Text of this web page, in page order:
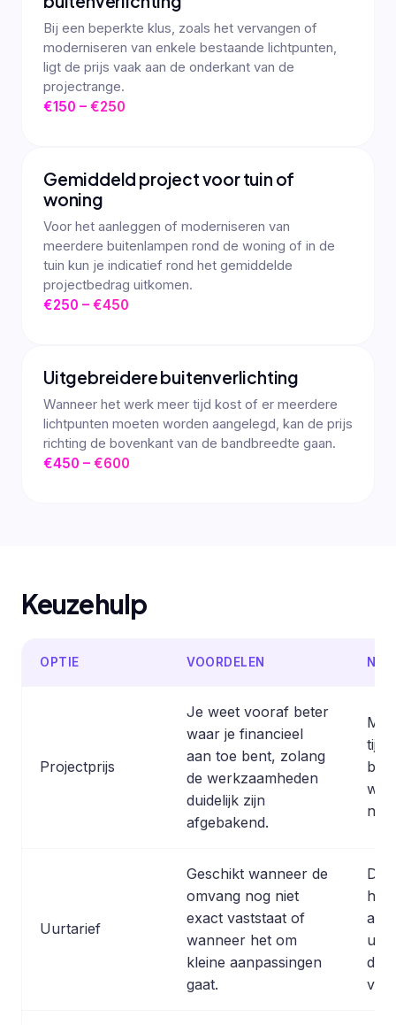
Bij een beperkte klus, zoals het vervangen of
moderniseren van enkele bestaande lichtpunten,
ligt de prijs vaak aan de onderkant van de
projectrange.
€150 – €250
Gemiddeld project voor tuin of
woning
Voor het aanleggen of moderniseren van
meerdere buitenlampen rond de woning of in de
tuin kun je indicatief rond het gemiddelde
projectbedrag uitkomen.
€250 – €450
Uitgebreidere buitenverlichting
Wanneer het werk meer tijd kost of er meerdere
lichtpunten moeten worden aangelegd, kan de prijs
richting de bovenkant van de bandbreedte gaan.
€450 – €600
Keuzehulp
OPTIE VOORDELEN
Projectprijs
Je weet vooraf beter
waar je financieel
aan toe bent, zolang
de werkzaamheden
duidelijk zijn
afgebakend.
Uurtarief
Geschikt wanneer de
omvang nog niet
exact vaststaat of
wanneer het om
kleine aanpassingen
gaat.
De